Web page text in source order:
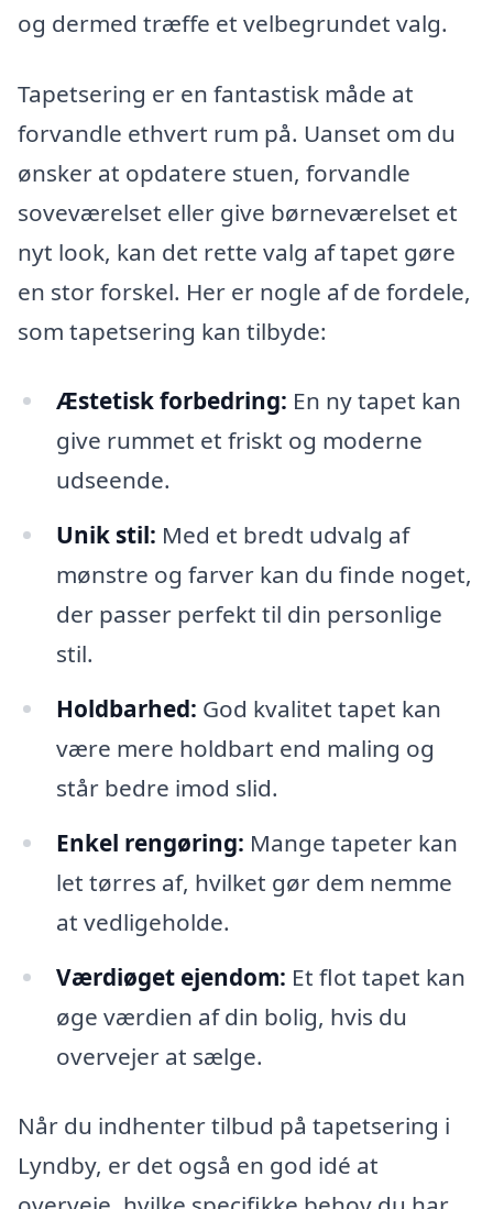
og dermed træffe et velbegrundet valg.
Tapetsering er en fantastisk måde at
forvandle ethvert rum på. Uanset om du
ønsker at opdatere stuen, forvandle
soveværelset eller give børneværelset et
nyt look, kan det rette valg af tapet gøre
en stor forskel. Her er nogle af de fordele,
som tapetsering kan tilbyde:
Æstetisk forbedring: En ny tapet kan
give rummet et friskt og moderne
udseende.
Unik stil: Med et bredt udvalg af
mønstre og farver kan du finde noget,
der passer perfekt til din personlige
stil.
Holdbarhed: God kvalitet tapet kan
være mere holdbart end maling og
står bedre imod slid.
Enkel rengøring: Mange tapeter kan
let tørres af, hvilket gør dem nemme
at vedligeholde.
Værdiøget ejendom: Et flot tapet kan
øge værdien af din bolig, hvis du
overvejer at sælge.
Når du indhenter tilbud på tapetsering i
Lyndby, er det også en god idé at